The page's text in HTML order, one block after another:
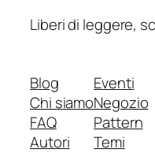
Liberi di leggere,
Blog
Chi siamo
FAQ
Autori
Eventi
Negozio
Pattern
Temi